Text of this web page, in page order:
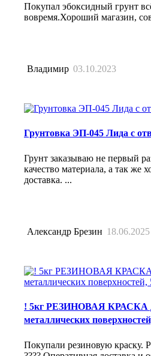
Покупал эбоксидный грунт
вовремя.Хороший магазин,
Владимир 03.10.2023
Грунтовка ЭП-045 Лида с
Грунт заказываю не первый
качество материала, а так же
доставка. ...
Александр Брезин 18.06.2025
! 5кг РЕЗИНОВАЯ КРАСКА
металлических
Покупали резиновую краску.